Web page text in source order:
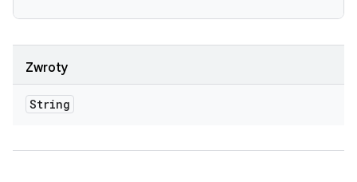
Zwroty
String